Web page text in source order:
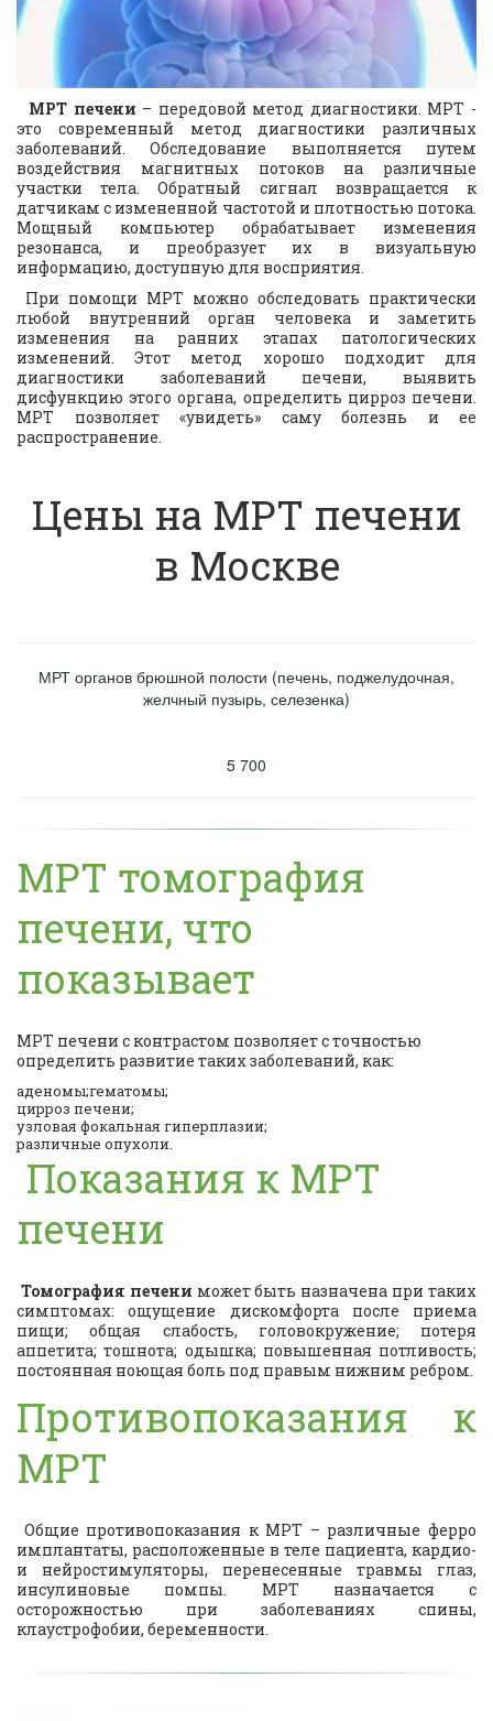
МРТ печени – передовой метод диагностики. МРТ -
это современный метод диагностики различных
заболеваний. Обследование выполняется путем
воздействия магнитных потоков на различные
участки тела. Обратный сигнал возвращается к
датчикам с измененной частотой и плотностью потока.
Мощный компьютер обрабатывает изменения
резонанса, и преобразует их в визуальную
информацию, доступную для восприятия.
При помощи МРТ можно обследовать практически
любой внутренний орган человека и заметить
изменения на ранних этапах патологических
изменений. Этот метод хорошо подходит для
диагностики заболеваний печени, выявить
дисфункцию этого органа, определить цирроз печени.
МРТ позволяет «увидеть» саму болезнь и ее
распространение.
Цены на МРТ печени
в Москве
МРТ органов брюшной полости (печень, поджелудочная,
желчный пузырь, селезенка)
5 700
МРТ томография
печени, что
показывает
МРТ печени с контрастом позволяет с точностью
определить развитие таких заболеваний, как:
аденомы;гематомы;
цирроз печени;
узловая фокальная гиперплазии;
различные опухоли.
Показания к МРТ
печени
Томография печени может быть назначена при таких
симптомах: ощущение дискомфорта после приема
пищи; общая слабость, головокружение; потеря
аппетита; тошнота; одышка; повышенная потливость;
постоянная ноющая боль под правым нижним ребром.
Противопоказания к
МРТ
Общие противопоказания к МРТ – различные ферро
имплантаты, расположенные в теле пациента, кардио-
и нейростимуляторы, перенесенные травмы глаз,
инсулиновые помпы. МРТ назначается с
осторожностью при заболеваниях спины,
клаустрофобии, беременности.